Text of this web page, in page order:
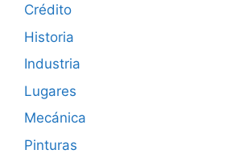
Crédito
Historia
Industria
Lugares
Mecánica
Pinturas